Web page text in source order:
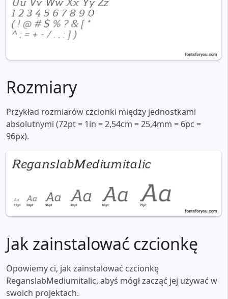
Rozmiary
Przykład rozmiarów czcionki między jednostkami
absolutnymi (72pt = 1in = 2,54cm = 25,4mm = 6pc =
96px).
Jak zainstalować czcionkę
Opowiemy ci, jak zainstalować czcionkę
ReganslabMediumitalic, abyś mógł zacząć jej używać w
swoich projektach.